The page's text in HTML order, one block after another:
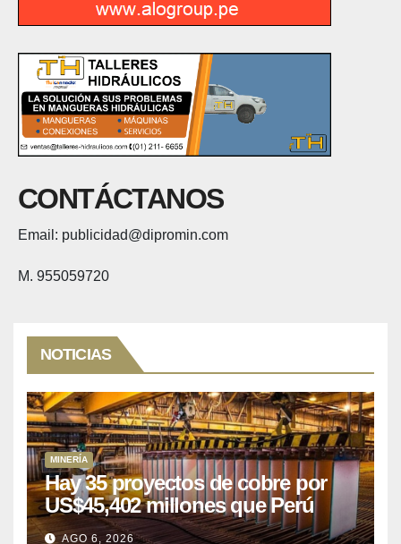
CONTÁCTANOS
Email: publicidad@dipromin.com
M. 955059720
NOTICIAS
MINERÍA
Hay 35 proyectos de cobre por
US$45,402 millones que Perú
puede aprovechar
AGO 6, 2026